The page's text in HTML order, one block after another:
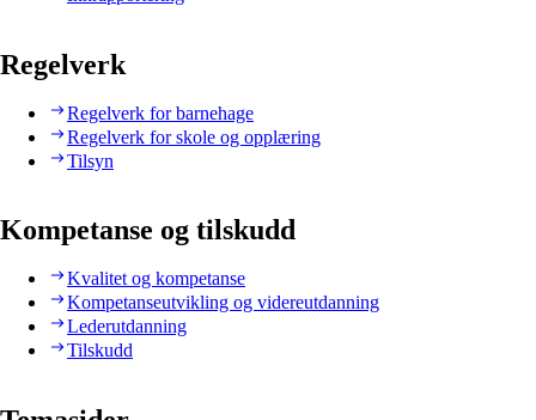
Regelverk
Regelverk for barnehage
Regelverk for skole og opplæring
Tilsyn
Kompetanse og tilskudd
Kvalitet og kompetanse
Kompetanseutvikling og videreutdanning
Lederutdanning
Tilskudd